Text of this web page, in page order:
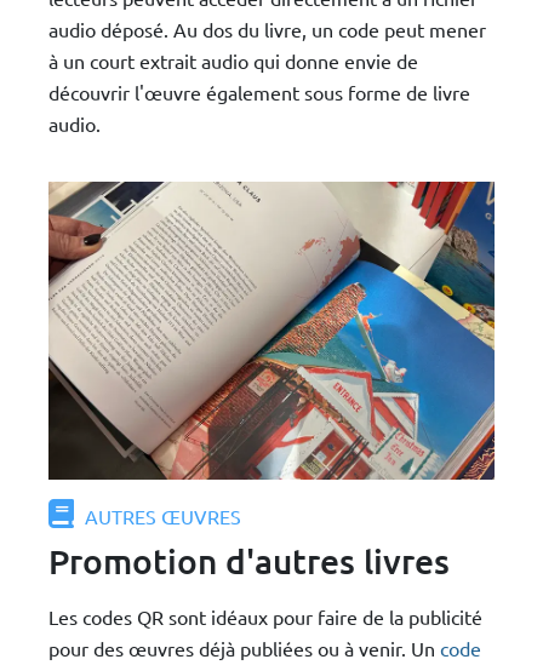
audio déposé. Au dos du livre, un code peut mener
à un court extrait audio qui donne envie de
découvrir l'œuvre également sous forme de livre
audio.
AUTRES ŒUVRES
Promotion d'autres livres
Les codes QR sont idéaux pour faire de la publicité
pour des œuvres déjà publiées ou à venir. Un code